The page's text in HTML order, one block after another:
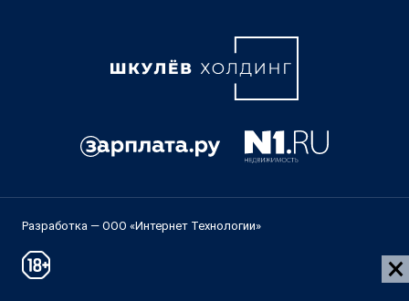
Разработка — ООО «Интернет Технологии»